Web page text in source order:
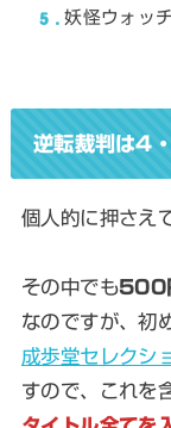
5 妖怪ウォッチ
逆転裁判は4
個人的に押さえ
その中でも500
なのですが、初
成歩堂セレクシ
すので、これを